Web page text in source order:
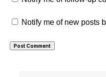
Notify me of new posts